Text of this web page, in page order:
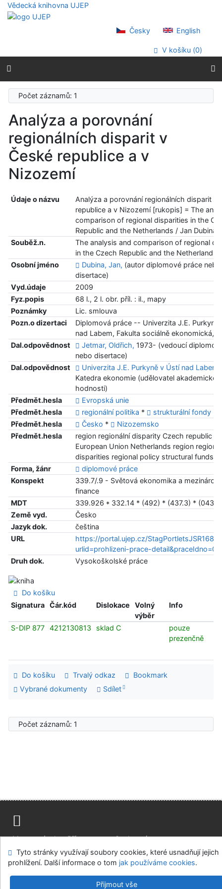
Přejít na obsah
Přejít na menu
Prohlášení o webové přístupnosti
Vědecká knihovna UJEP
Česky English
V košíku (0)
Počet záznamů: 1
Analýza a porovnání
regionálních disparit v
České republice a v
Nizozemí
Údaje o názvu
Analýza a porovnání regionálních disparit v
republice a v Nizozemí [rukopis] = The
comparison of regional disparities in the
Republic and the Netherlands / Jan Dubina
Souběž.n.
The analysis and comparison of regional
in the Czech Republic and the Netherlands
Osobní jméno
Dubina, Jan, (autor diplomové práce nebo
disertace)
Vyd.údaje
2009
Fyz.popis
68 l., 2 l. obr. příl. : il., mapy
Poznámky
Lic. smlouva
Pozn.o dizertaci
Diplomová práce -- Univerzita J.E. Purkyně
nad Labem, Fakulta sociálně ekonomická,
Dal.odpovědnost
Jetmar, Oldřich, 1973- (vedoucí
nebo disertace)
Dal.odpovědnost
Univerzita J.E. Purkyně v Ústí nad Labem.
Katedra ekonomie (udělovatel akademické
hodnosti)
Předmět.hesla
Evropská unie
Předmět.hesla
regionální politika *
strukturální fondy
Předmět.hesla
Česko *
Nizozemsko
Předmět.hesla
region regionální disparity Czech republic
European Union Netherlands region regional
disparities regional policy structural funds
Forma, žánr
diplomové práce
Konspekt
339.7/.9 - Světová ekonomika a
finance
MDT
339.926 * 332.14 * (492) * (437.3) *
Země vyd.
Česko
Jazyk dok.
čeština
URL
https://portal.ujep.cz/StagPortletsJSR168/
urlid=prohlizeni-prace-
Druh dok.
Vysokoškolské práce
Do košíku
Signatura
Čár.kód Dislokace
Volný
výběr
Info
S-DIP 877 4212130813 sklad C
pouze
prezenčně
Do košíku Trvalý odkaz
Bookmark
Vybrané dokumenty
Sdílet
Počet záznamů: 1
Mapa stránek Přístupnost
Soukromí
Modul OpenSearch
Napište nám Nastavení cookies
Vědecká knihovna UJEP
Tyto stránky využívají soubory cookies, které usnadňují jejich
prohlížení. Další informace o tom jak používáme cookies.
Přijmout vše